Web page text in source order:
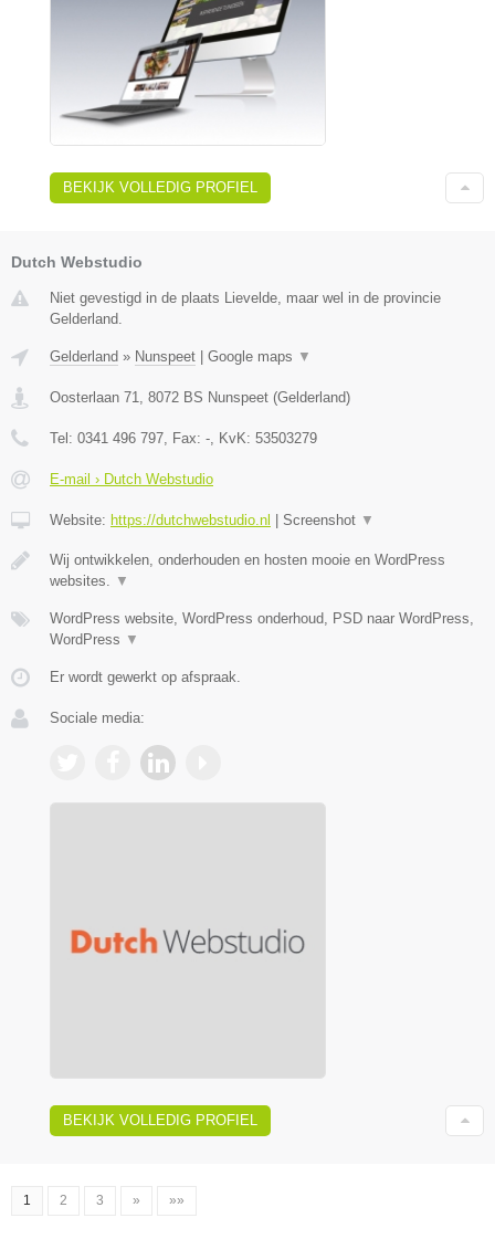
BEKIJK VOLLEDIG PROFIEL
Dutch Webstudio
Niet gevestigd in de plaats Lievelde, maar wel in de provincie
Gelderland.
Gelderland » Nunspeet Google maps ▼
Oosterlaan 71, 8072 BS Nunspeet (Gelderland)
Tel: 0341 496 797, Fax: -, KvK: 53503279
E-mail › Dutch Webstudio
Website: https://dutchwebstudio.nl Screenshot ▼
Wij ontwikkelen, onderhouden en hosten mooie en WordPress
websites. ▼
WordPress website, WordPress onderhoud, PSD naar WordPress,
WordPress ▼
Er wordt gewerkt op afspraak.
Sociale media:
BEKIJK VOLLEDIG PROFIEL
1 2 3 » »»